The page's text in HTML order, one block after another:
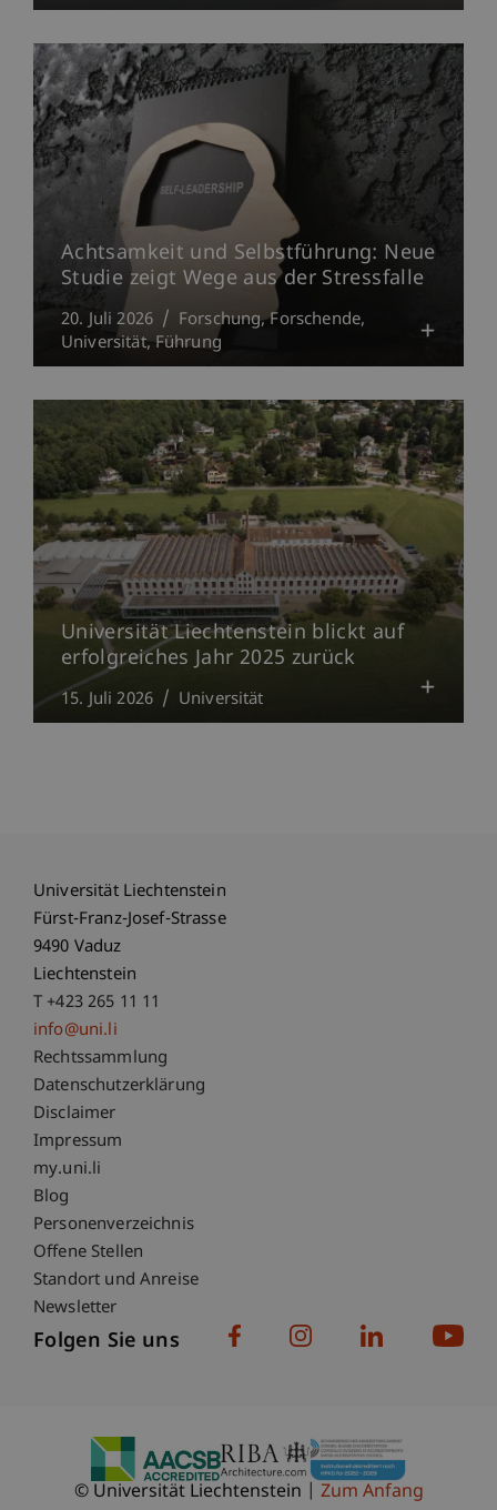
Achtsamkeit und Selbstführung: Neue
Studie zeigt Wege aus der Stressfalle
20. Juli 2026 Forschung Forschende
Universität Führung
Universität Liechtenstein blickt auf
erfolgreiches Jahr 2025 zurück
15. Juli 2026 Universität
Universität Liechtenstein
Fürst-Franz-Josef-Strasse
9490 Vaduz
Liechtenstein
T +423 265 11 11
info@uni.li
Fußzeile Rechtliche Hinweise
Rechtssammlung
Datenschutzerklärung
Disclaimer
Impressum
Fußzeile Subdomain-Verzeichnis
my.uni.li
Blog
Personenverzeichnis
Offene Stellen
Standort und Anreise
Newsletter
Folgen Sie uns
© Universität Liechtenstein Zum Anfang